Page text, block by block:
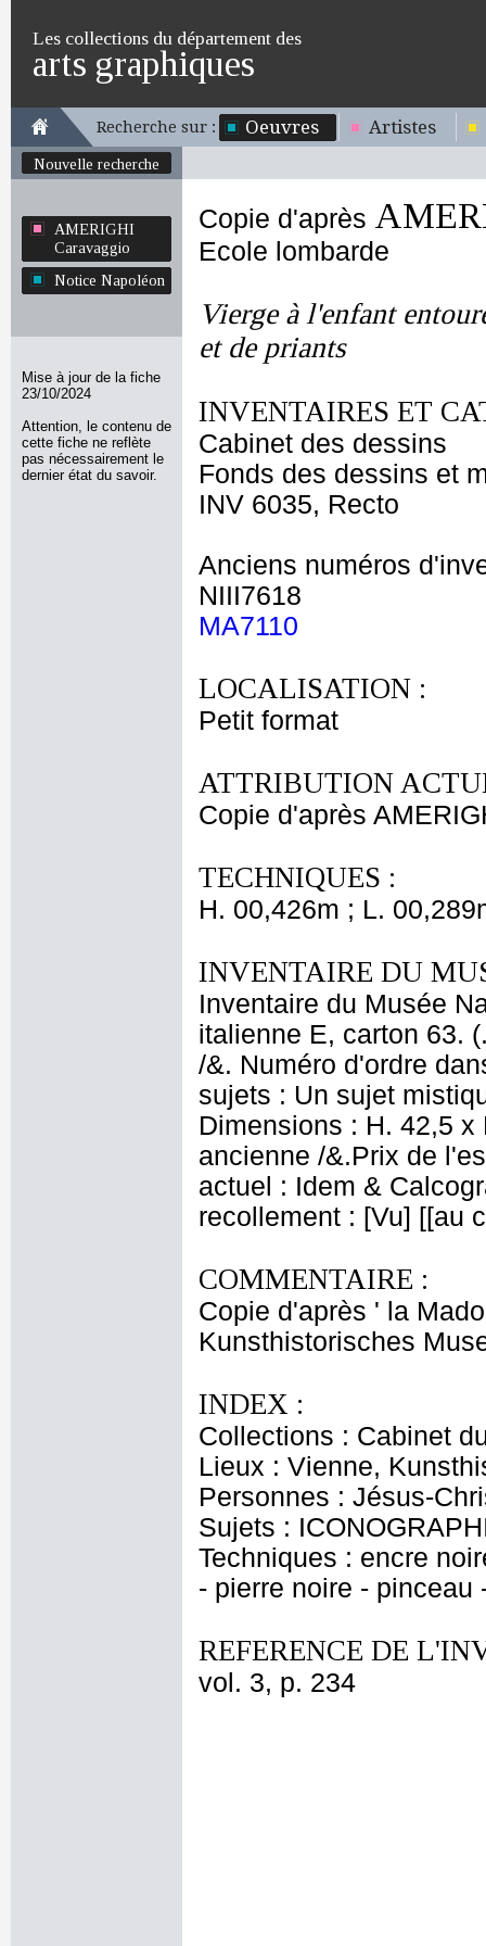
Les collections du département des
arts graphiques
Recherche sur : Oeuvres Artistes
Nouvelle recherche
AMERIGHI
Caravaggio
Notice Napoléon
Mise à jour de la fiche
23/10/2024
Attention, le contenu de
cette fiche ne reflète
pas nécessairement le
dernier état du savoir.
Copie d'après
Ecole lombarde
Vierge à l'enfant
et de priants
INVENTAIRES ET
Cabinet des dessins
Fonds des dessins et
INV 6035, Recto
Anciens numéros
NIII7618
MA7110
LOCALISATION :
Petit format
ATTRIBUTION
Copie d'après
TECHNIQUES :
H. 00,426m ; L.
INVENTAIRE DU
Inventaire du Musée
italienne E, carton 63.
/&. Numéro d'ordre
sujets : Un sujet
Dimensions : H. 42,5
ancienne /&.Prix de
actuel : Idem &
recollement : [Vu] [[au
COMMENTAIRE :
Copie d'après ' la
Kunsthistorisches
INDEX :
Collections : Cabinet
Lieux : Vienne,
Personnes : Jésus-
Sujets :
Techniques : encre
- pierre noire -
REFERENCE DE
vol. 3, p. 234